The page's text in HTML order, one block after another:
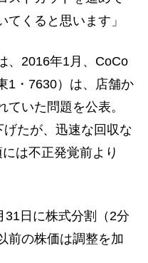
くると思います」
、2016年1月、CoCo
1・7630）は、店舗か
ていた問題を公表。
たが、迅速な回収な
は不正発覚前より
31日に株式分割（2分
前の株価は調整を加